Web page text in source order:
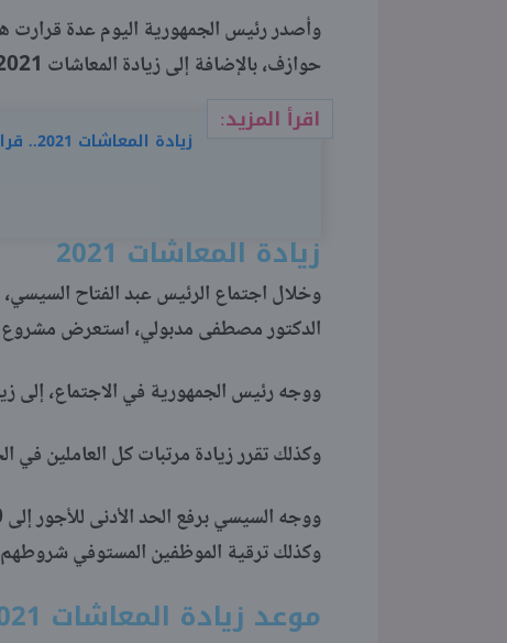
حوازف، بالإضافة إلى زيادة المعاشات 2021.
اقرأ المزيد:
زيادة المعاشات 2021.. قرارات عاجلة من السيسي اليوم
زيادة المعاشات 2021
وخلال اجتماع الرئيس عبد الفتاح
الدكتور مصطفى مدبولي، استعرض مشروع موازنة
ووجه رئيس الجمهورية في الاجتماع، إلى زيادة المعاشات
وكذلك تقرر زيادة مرتبات كل العاملين في الجهاز
وكذلك ترقية الموظفين المستوفي شروطهم في 30 يونيو
موعد زيادة المعاشات 2021